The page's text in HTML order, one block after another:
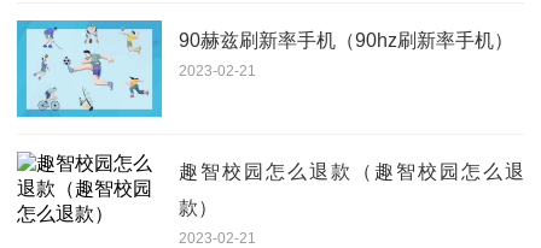
90赫兹刷新率手机（90hz刷新率手机）
2023-02-21
趣智校园怎么退款（趣智校园怎么退
款）
2023-02-21